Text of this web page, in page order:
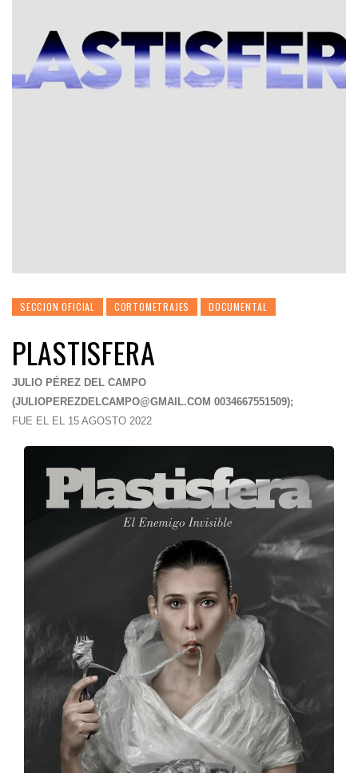
SECCION OFICIAL CORTOMETRAJES DOCUMENTAL
PLASTISFERA
JULIO PÉREZ DEL CAMPO
(JULIOPEREZDELCAMPO@GMAIL.COM 0034667551509);
FUE EL EL 15 AGOSTO 2022